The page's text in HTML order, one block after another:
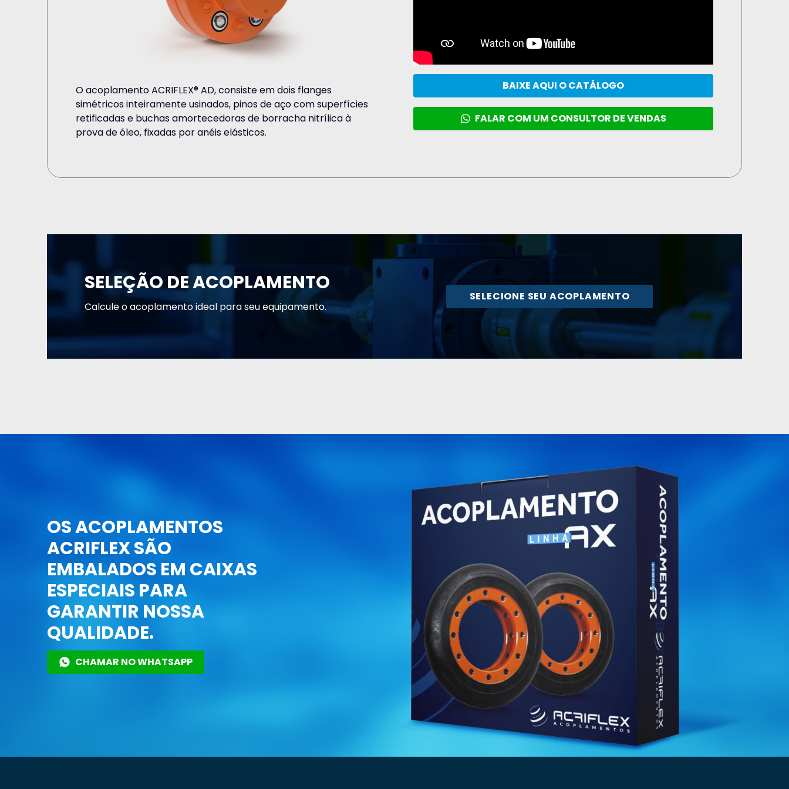
O acoplamento ACRIFLEX® AD, consiste em dois flanges
simétricos inteiramente usinados, pinos de aço com superfícies
retificadas e buchas amortecedoras de borracha nitrílica à
prova de óleo, fixadas por anéis elásticos.
BAIXE AQUI O CATÁLOGO
FALAR COM UM CONSULTOR DE VENDAS
SELEÇÃO DEACOPLAMENTO
Calcule o acoplamento ideal para seu equipamento.
SELECIONE SEU ACOPLAMENTO
OS ACOPLAMENTOS
ACRIFLEX SÃO
EMBALADOS EM CAIXAS
ESPECIAIS PARA
GARANTIR NOSSA
QUALIDADE.
CHAMAR NO WHATSAPP